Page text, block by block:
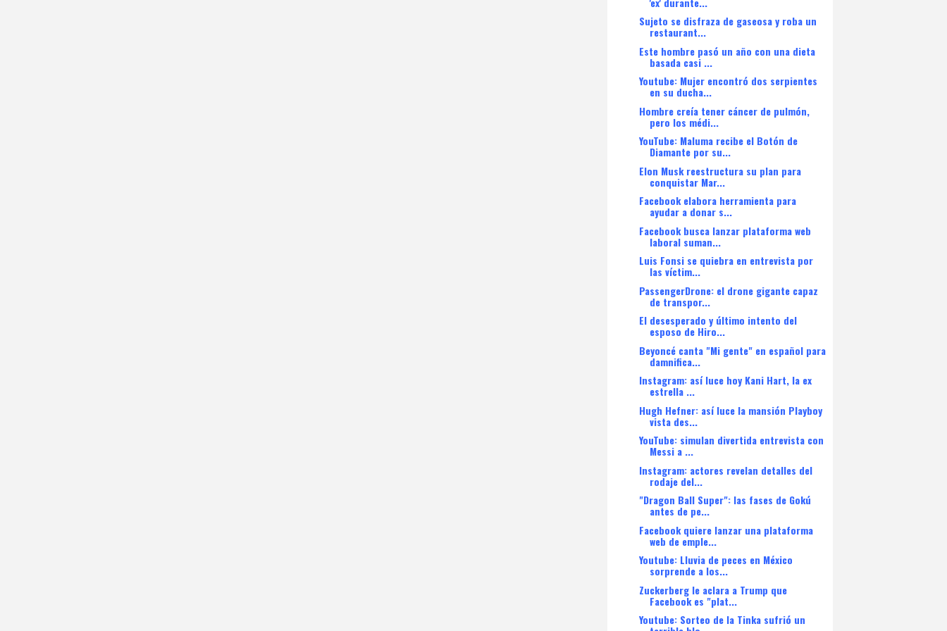
Sujeto se disfraza de gaseosa y roba un
restaurant...
Este hombre pasó un año con una dieta
basada casi ...
Youtube: Mujer encontró dos serpientes
en su ducha...
Hombre creía tener cáncer de pulmón,
pero los médi...
YouTube: Maluma recibe el Botón de
Diamante por su...
Elon Musk reestructura su plan para
conquistar Mar...
Facebook elabora herramienta para
ayudar a donar s...
Facebook busca lanzar plataforma web
laboral suman...
Luis Fonsi se quiebra en entrevista por
las víctim...
PassengerDrone: el drone gigante capaz
de transpor...
El desesperado y último intento del
esposo de Hiro...
Beyoncé canta "Mi gente" en español para
damnifica...
Instagram: así luce hoy Kani Hart, la ex
estrella ...
Hugh Hefner: así luce la mansión Playboy
vista des...
YouTube: simulan divertida entrevista con
Messi a ...
Instagram: actores revelan detalles del
rodaje del...
"Dragon Ball Super": las fases de Gokú
antes de pe...
Facebook quiere lanzar una plataforma
web de emple...
Youtube: Lluvia de peces en México
sorprende a los...
Zuckerberg le aclara a Trump que
Facebook es "plat...
Youtube: Sorteo de la Tinka sufrió un